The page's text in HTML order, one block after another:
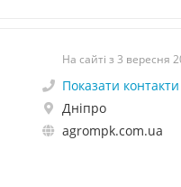
На сайті з 3 вересня
Показати контакти
Дніпро
agrompk.com.ua